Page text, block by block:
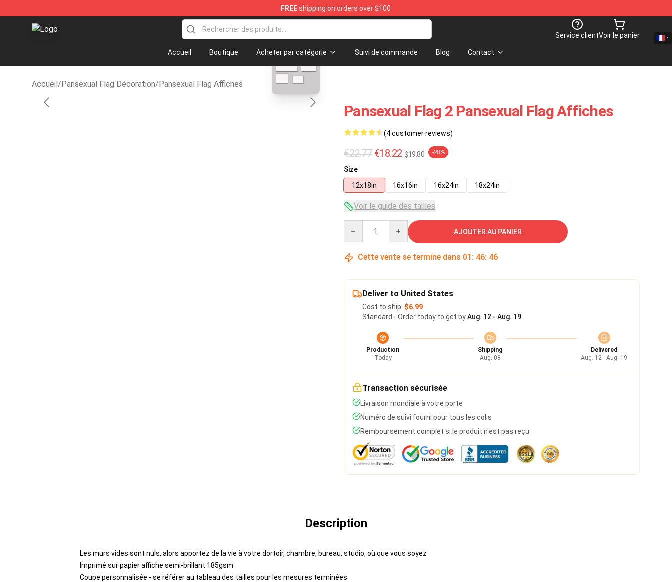
FREEshipping on orders over $100
Pansexual Flag Shop - Official Pansexual Flag Merchandise Store
Service clientVoir le panier
Accueil Boutique Acheter par catégorie Suivi de commande Blog Contact
Accueil/Pansexual Flag Décoration/Pansexual Flag Affiches
Pansexual Flag 2 Pansexual Flag Affiches
(4 customer reviews)
€22.77 €18.22 $19.80 -20%
Size
12x18in
16x16in 16x24in 18x24in
Voir le guide des tailles
AJOUTER AU PANIER
Cette vente se termine dans 01 : 46: 45
Deliver to United States
Cost to ship: $6.99
Standard - Order today to get byAug. 12 - Aug. 19
Production
Today
Shipping
Aug. 08
Delivered
Aug. 12 - Aug. 19
Transaction sécurisée
Livraison mondiale à votre porte
Numéro de suivi fourni pour tous les colis
Remboursement complet si le produit n'est pas reçu
Description
Les murs vides sont nuls, alors apportez de la vie à votre dortoir, chambre, bureau, studio, où que vous soyez
Imprimé sur papier affiche semi-brillant 185gsm
Coupe personnalisée - se référer au tableau des tailles pour les mesures terminées